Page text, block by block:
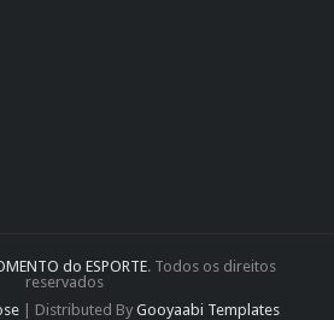
do ESPORTE. Todos os direitos
reservados
| Distributed By Gooyaabi Templates